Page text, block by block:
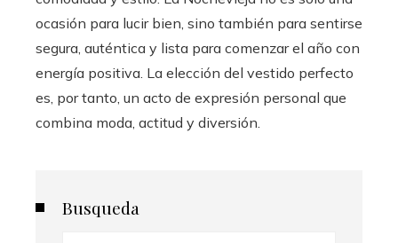
ocasión para lucir bien, sino también para sentirse
segura, auténtica y lista para comenzar el año con
energía positiva. La elección del vestido perfecto
es, por tanto, un acto de expresión personal que
combina moda, actitud y diversión.
Busqueda